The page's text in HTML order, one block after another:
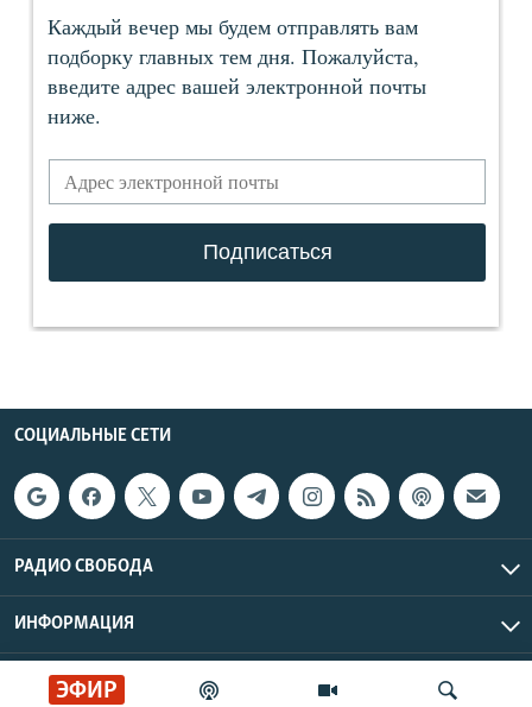
ЭФИР
СОЦИАЛЬНЫЕ СЕТИ
РАДИО СВОБОДА
ИНФОРМАЦИЯ
Радио Свобода © 2026 RFE/RL, Inc. | Все права защищены.